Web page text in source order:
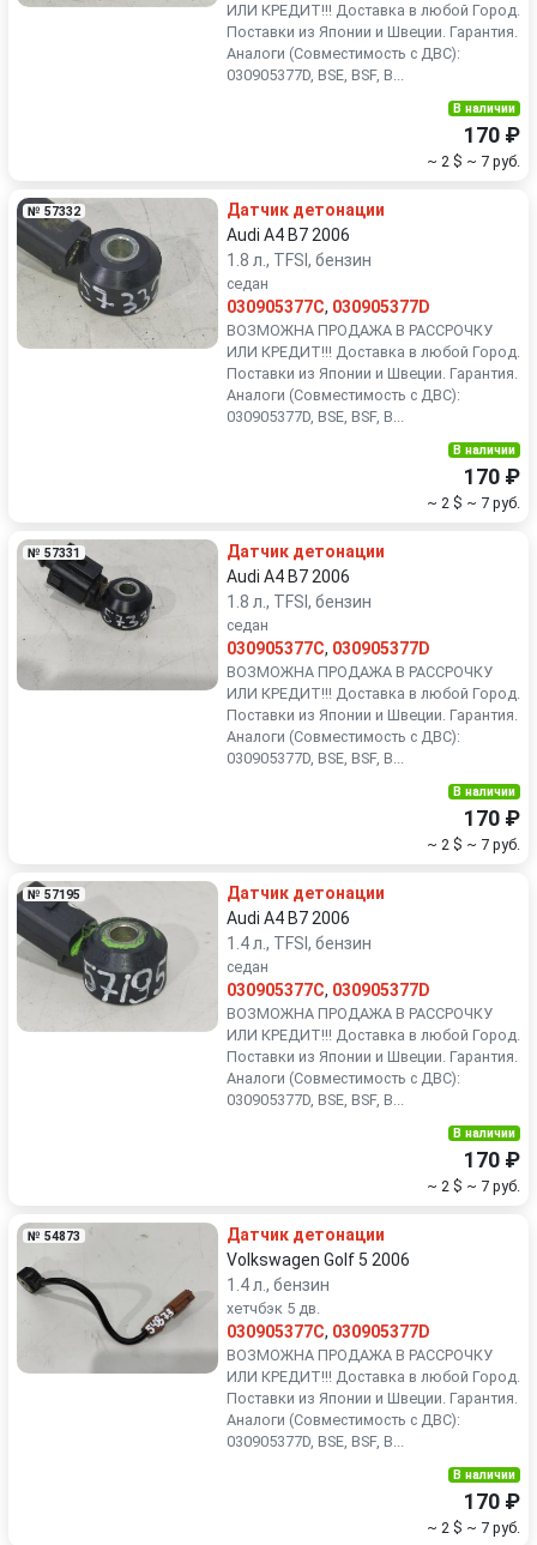
ИЛИ КРЕДИТ!!! Доставка в любой Город.
Поставки из Японии и Швеции. Гарантия.
Аналоги (Совместимость с ДВС):
030905377D, BSE, BSF, B...
В наличии
170 ₽
~ 2 $ ~ 7 руб.
№ 57332
Датчик детонации
Audi A4 B7 2006
1.8 л., TFSI, бензин
седан
030905377C, 030905377D
ВОЗМОЖНА ПРОДАЖА В РАССРОЧКУ
ИЛИ КРЕДИТ!!! Доставка в любой Город.
Поставки из Японии и Швеции. Гарантия.
Аналоги (Совместимость с ДВС):
030905377D, BSE, BSF, B...
В наличии
170 ₽
~ 2 $ ~ 7 руб.
№ 57331
Датчик детонации
Audi A4 B7 2006
1.8 л., TFSI, бензин
седан
030905377C, 030905377D
ВОЗМОЖНА ПРОДАЖА В РАССРОЧКУ
ИЛИ КРЕДИТ!!! Доставка в любой Город.
Поставки из Японии и Швеции. Гарантия.
Аналоги (Совместимость с ДВС):
030905377D, BSE, BSF, B...
В наличии
170 ₽
~ 2 $ ~ 7 руб.
№ 57195
Датчик детонации
Audi A4 B7 2006
1.4 л., TFSI, бензин
седан
030905377C, 030905377D
ВОЗМОЖНА ПРОДАЖА В РАССРОЧКУ
ИЛИ КРЕДИТ!!! Доставка в любой Город.
Поставки из Японии и Швеции. Гарантия.
Аналоги (Совместимость с ДВС):
030905377D, BSE, BSF, B...
В наличии
170 ₽
~ 2 $ ~ 7 руб.
№ 54873
Датчик детонации
Volkswagen Golf 5 2006
1.4 л., бензин
хетчбэк 5 дв.
030905377C, 030905377D
ВОЗМОЖНА ПРОДАЖА В РАССРОЧКУ
ИЛИ КРЕДИТ!!! Доставка в любой Город.
Поставки из Японии и Швеции. Гарантия.
Аналоги (Совместимость с ДВС):
030905377D, BSE, BSF, B...
В наличии
170 ₽
~ 2 $ ~ 7 руб.